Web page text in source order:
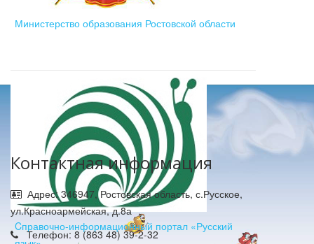
Министерство образования Ростовской области
Cправочно-информационный портал «Русский
Контактная информация
Адрес: 346947, Ростовская область, с.Русское,
ул.Красноармейская, д.8а
Телефон: 8 (863 48) 39-2-32